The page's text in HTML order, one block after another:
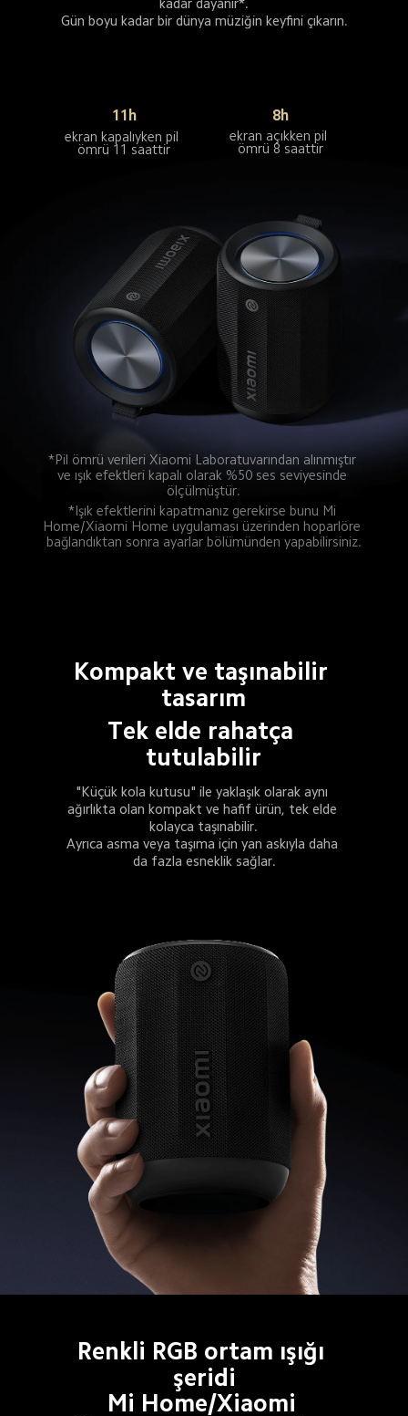
kadar dayanır*.
Gün boyu kadar bir dünya müziğin keyfini çıkarın.
11h
ekran kapalıyken pil
ömrü 11 saattir
8h
ekran açıkken pil
ömrü 8 saattir
*Pil ömrü verileri Xiaomi Laboratuvarından alınmıştır
ve ışık efektleri kapalı olarak %50 ses seviyesinde
ölçülmüştür.
*Işık efektlerini kapatmanız gerekirse bunu Mi
Home/Xiaomi Home uygulaması üzerinden hoparlöre
bağlandıktan sonra ayarlar bölümünden yapabilirsiniz.
Kompakt ve taşınabilir
tasarım
Tek elde rahatça
tutulabilir
"Küçük kola kutusu" ile yaklaşık olarak aynı
ağırlıkta olan kompakt ve hafif ürün, tek elde
kolayca taşınabilir.
Ayrıca asma veya taşıma için yan askıyla daha
da fazla esneklik sağlar.
Renkli RGB ortam ışığı
şeridi
Mi Home/Xiaomi